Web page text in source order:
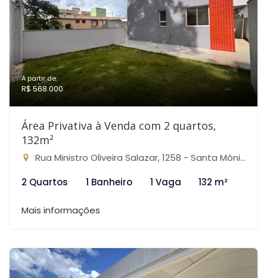
A partir de:
R$ 568.000
Área Privativa à Venda com 2 quartos,
132m²
Rua Ministro Oliveira Salazar, 1258 - Santa Mônica, Belo Horizonte-MG
2 Quartos
1 Banheiro 1 Vaga 132 m²
Mais informações